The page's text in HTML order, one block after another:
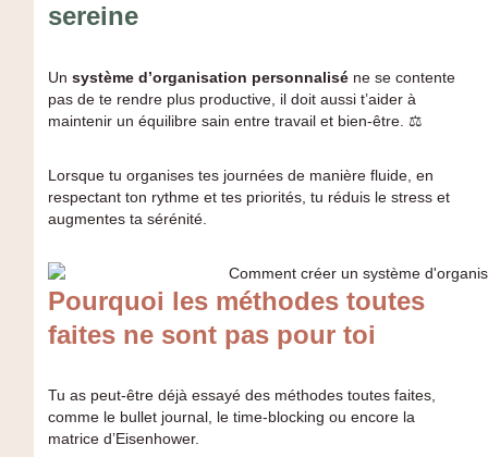
sereine
Un système d’organisation personnaliséne se contente
pas de te rendre plus productive, il doit aussi t’aider à
maintenir un équilibre sain entre travail et bien-être. ⚖️
Lorsque tu organises tes journées de manière fluide, en
respectant ton rythme et tes priorités, tu réduis le stress et
augmentes ta sérénité.
Pourquoi les méthodes toutes
faites ne sont pas pour toi
Tu as peut-être déjà essayé des méthodes toutes faites,
comme le bullet journal, le time-blocking ou encore la
matrice d’Eisenhower.